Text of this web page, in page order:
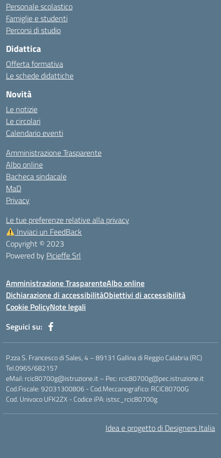
Personale scolastico
Famiglie e studenti
Percorsi di studio
Didattica
Offerta formativa
Le schede didattiche
Novità
Le notizie
Le circolari
Calendario eventi
Amministrazione Trasparente
Albo online
Bacheca sindacale
MaD
Privacy
Le tue preferenze relative alla privacy
Inviaci un FeedBack
Copyright © 2023
Powered by Picieffe Srl
Amministrazione TrasparenteAlbo online
Dichiarazione di accessibilitàObiettivi di accessibilità
Cookie PolicyNote legali
Seguici su:
P.zza S. Francesco di Sales, 4 – 89131 Gallina di Reggio Calabria (RC)
Tel.0965/682157
eMail: rcic80700g@istruzione.it – Pec: rcic80700g@pec.istruzione.it
Cod.Fiscale: 92031300806 - Cod.Meccanografico: RCIC80700G
Cod. Univoco UFK2ZX - Codice iPA: istsc_rcic80700g
Idea e progetto di Designers Italia